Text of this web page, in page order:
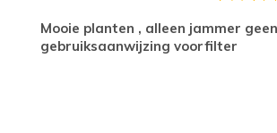
Mooie planten , alleen jammer geen
gebruiksaanwijzing voorfilter